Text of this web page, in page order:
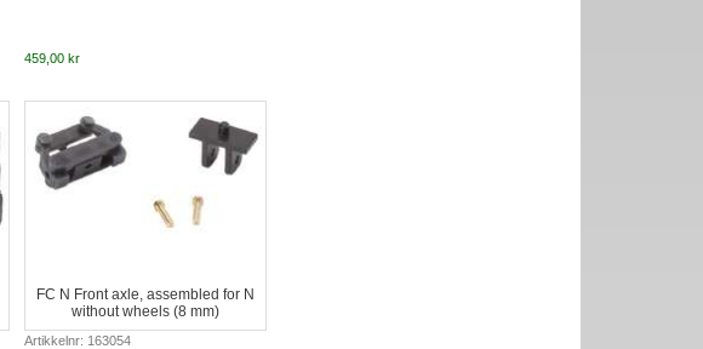
459,00 kr
FC N Front axle, assembled for N
without wheels (8 mm)
Artikkelnr: 163054